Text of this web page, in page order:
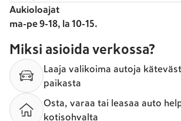
Aukioloajat
ma-pe 9-18, la 10-15.
Miksi asioida verkossa?
Laaja valikoima autoja
paikasta
Osta, varaa tai leasaa auto
kotisohvalta